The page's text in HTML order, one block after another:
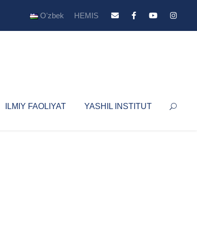
Oʻzbek HEMIS
ILMIY FAOLIYAT YASHIL INSTITUT